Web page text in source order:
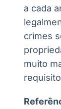
a cada
crimes
muito